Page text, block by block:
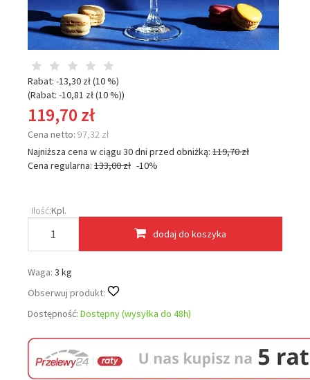
Rabat: -13,30 zł(10 %)
(Rabat: -10,81 zł(10 %))
119,70 zł
Cena netto: 97,32 zł
Najniższa cena w ciągu 30 dni przed obniżką: 119,70 zł
Cena regularna: 133,00 zł -10%
Ilość:Kpl.
dodaj do koszyka
Waga: 3 kg
Obserwuj produkt:
Dostępność: Dostępny (wysyłka do 48h)